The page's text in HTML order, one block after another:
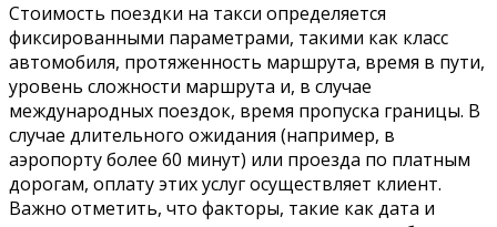
Стоимость поездки на такси определяется
фиксированными параметрами, такими как класс
автомобиля, протяженность маршрута, время в пути,
уровень сложности маршрута и, в случае
международных поездок, время пропуска границы. В
случае длительного ожидания (например, в
аэропорту более 60 минут) или проезда по платным
дорогам, оплату этих услуг осуществляет клиент.
Важно отметить, что факторы, такие как дата и